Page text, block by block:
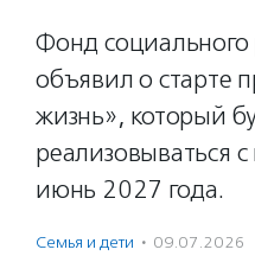
Фонд социального
объявил о старте
жизнь», который
реализовываться
июнь 2027 года.
Семья и дети · 09.07.2026